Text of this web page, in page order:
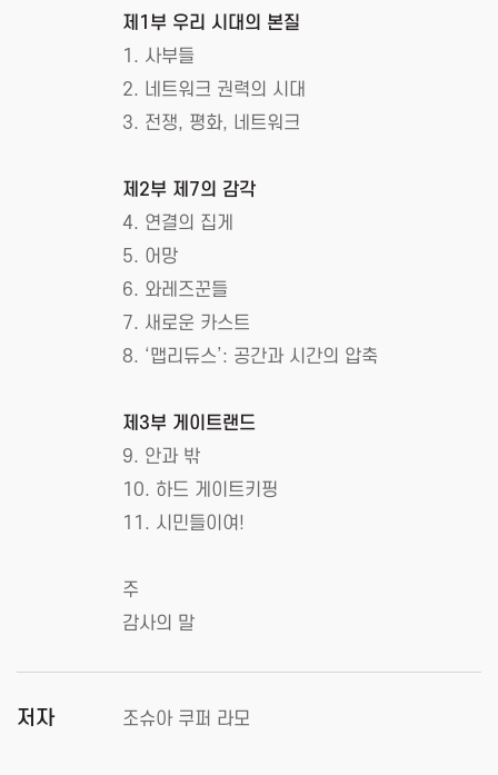
제1부 우리 시대의 본질
1. 사부들
2. 네트워크 권력의 시대
3. 전쟁, 평화, 네트워크
제2부 제7의 감각
4. 연결의 집게
5. 어망
6. 와레즈꾼들
7. 새로운 카스트
8. ‘맵리듀스’: 공간과 시간의 압축
제3부 게이트랜드
9. 안과 밖
10. 하드 게이트키핑
11. 시민들이여!
주
감사의 말
저자 조슈아 쿠퍼 라모